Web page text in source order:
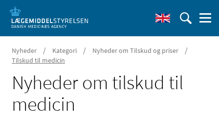
Nyheder / Kategori / Nyheder om Tilskud og priser /
Tilskud til medicin
Nyheder om tilskud til
medicin